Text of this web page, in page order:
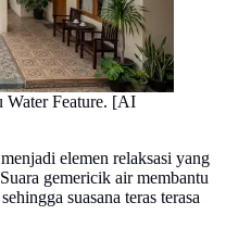
Water Feature. [AI
elemen relaksasi yang
gemericik air membantu
suasana teras terasa